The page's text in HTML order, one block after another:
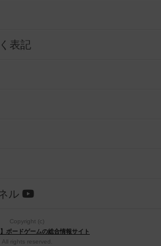
表記
ル
Copyright (c)
】ボードゲームの総合情報サイト
All rights reserved.